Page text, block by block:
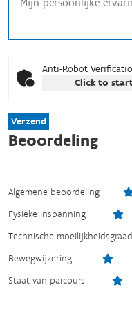
Anti-Robot
Click to
Verzend
Beoordeling
Algemene beoordeling
Fysieke inspanning
Technische moeilijkheidsgraad
Bewegwijzering
Staat van parcours